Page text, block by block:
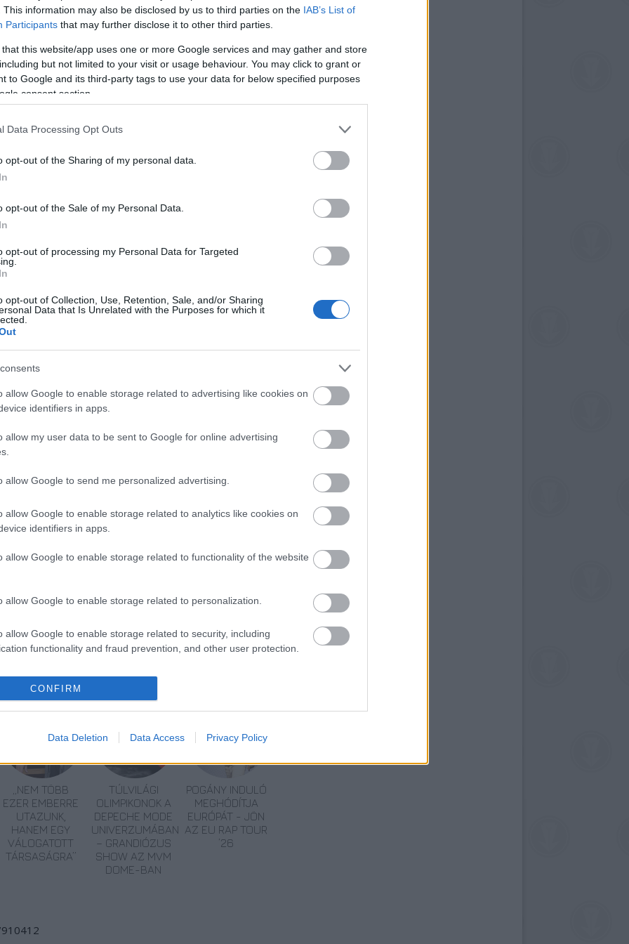
This information may also be disclosed by us to third parties on the IAB’s List of
Participants that may further disclose it to other third parties.
that this website/app uses one or more Google services and may gather and store
but not limited to your visit or usage behaviour. You may click to grant or
to Google and its third-party tags to use your data for below specified purposes
consent section.
Data Processing Opt Outs
opt-out of the Sharing of my personal data.
opt-out of the Sale of my Personal Data.
opt-out of processing my Personal Data for Targeted
opt-out of Collection, Use, Retention, Sale, and/or Sharing
Data that Is Unrelated with the Purposes for which it
allow Google to enable storage related to advertising like cookies on
identifiers in apps.
allow my user data to be sent to Google for online advertising
allow Google to send me personalized advertising.
allow Google to enable storage related to analytics like cookies on
identifiers in apps.
allow Google to enable storage related to functionality of the website
allow Google to enable storage related to personalization.
allow Google to enable storage related to security, including
functionality and fraud prevention, and other user protection.
CONFIRM
Data Deletion Data Access Privacy Policy
holland szintó zeneszerző, Roger Moreno
Rahtgeb által komponált Rekviemet. A koncertet
Budapesten 2012. november 6-án, 19.30 órakor a
Művészetek Palotájában (MÜPA) láthatja a
közönség.
Közreműködik a Szent Efrém Kórus Bubnó Tamás
vezetésével, valamint négy szólista: Polyák Valéria
szoprán, Rajk Judit alt, Megyesi Zoltán tenor és
Rácz István basszus.
rendez az Alapítvány az Uránia Nemzeti
Filmszínházban. A bemutatásra kerülő
emlékezet és a megbékélés bonyolult
kívánunk elindítani ezekről a nehéz és
munkáit mutatjuk be, akik a legnehezebb és
filmes nyelven feldolgozni. Bemutatásra
hogyan fogjunk diktátort, aRágalom, és A nép
26. és 28. között kap helyet az Uránia
fesztivál díjmentesen látogatható.
kiemelkedő művésze, Otto Pankok (1893–
származású képzőművész Ceija Stojka (1933)
keretein belül: a nácik által tiltólistára került
szintó és roma családokat ábrázoló fa- és
Stojka festményei első ízben érkeznek
Intézetben tekinthető meg 2012. november 15.
digitális kiállítás olyan archív
és, vagy országonkénti lebontásban adnak
általi népirtásáról.
„NEM TÖBB
EZER EMBERRE
UTAZUNK,
HANEM EGY
VÁLOGATOTT
TÁRSASÁGRA”
TÚLVILÁGI
OLIMPIKONOK A
DEPECHE MODE
UNIVERZUMÁBAN
– GRANDIÓZUS
SHOW AZ MVM
DOME-BAN
POGÁNY INDULÓ
MEGHÓDÍTJA
EURÓPÁT - JÖN
AZ EU RAP TOUR
’26